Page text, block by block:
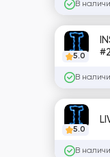
В
5.0
В
5.0
В